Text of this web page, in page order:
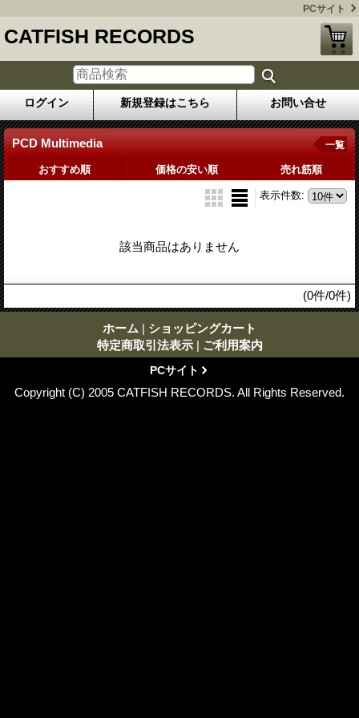
PCサイト
CATFISH RECORDS
ログイン 新規登録はこちら お問い合せ
PCD Multimedia 一覧
おすすめ順 価格の安い順 売れ筋順
表示件数:
該当商品はありません
(0件/0件)
ホーム | ショッピングカート
特定商取引法表示 | ご利用案内
PCサイト
Copyright (C) 2005 CATFISH RECORDS. All Rights Reserved.